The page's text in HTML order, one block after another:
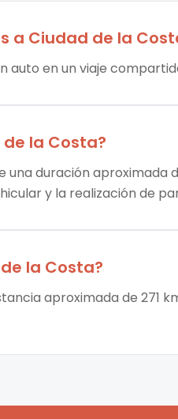
a Ciudad de la
auto en un viaje
la Costa?
una duración aproximada
y la realización de
la Costa?
aproximada de 271